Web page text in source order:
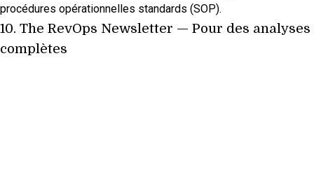
procédures opérationnelles standards (SOP).
10. The RevOps Newsletter — Pour des analyses
complètes